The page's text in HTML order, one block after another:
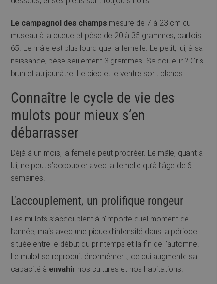
Le campagnol des champs mesure de 7 à 23 cm du
museau à la queue et pèse de 20 à 35 grammes, parfois
65. Le mâle est plus lourd que la femelle. Le petit, lui, à sa
naissance, pèse seulement 3 grammes. Sa couleur ? Gris
brun et au jaunâtre. Le pied et le ventre sont blancs.
Connaître le cycle de vie des
mulots pour mieux s’en
débarrasser
Déjà à un mois, la femelle peut procréer. Le mâle, quant à
lui, ne peut s’accoupler avec la femelle qu’à l’âge de 6
semaines.
L’accouplement, un prolifique rongeur
Les mulots s’accouplent à n’importe quel moment de
l’année, mais avec une pique d’intensité dans la période
située entre le début du printemps et la fin de l’automne.
Le mulot se reproduit énormément; ce qui augmente sa
capacité à envahir nos cultures et nos habitations.